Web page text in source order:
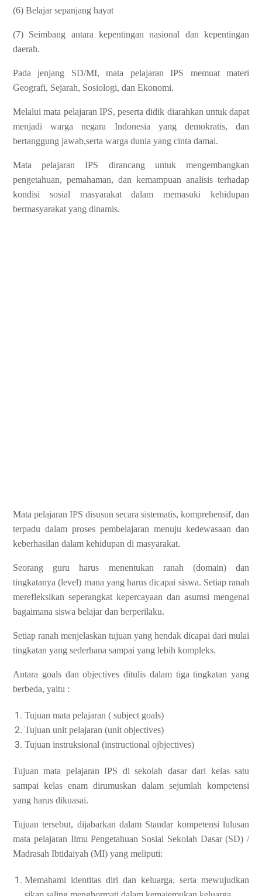
(6) Belajar sepanjang hayat
(7) Seimbang antara kepentingan nasional dan kepentingan
daerah.
Pada jenjang SD/MI, mata pelajaran IPS memuat materi
Geografi, Sejarah, Sosiologi, dan Ekonomi.
Melalui mata pelajaran IPS, peserta didik diarahkan untuk dapat
menjadi warga negara Indonesia yang demokratis, dan
bertanggung jawab,serta warga dunia yang cinta damai.
Mata pelajaran IPS dirancang untuk mengembangkan
pengetahuan, pemahaman, dan kemampuan analisis terhadap
kondisi sosial masyarakat dalam memasuki kehidupan
bermasyarakat yang dinamis.
Mata pelajaran IPS disusun secara sistematis, komprehensif, dan
terpadu dalam proses pembelajaran menuju kedewasaan dan
keberhasilan dalam kehidupan di masyarakat.
Seorang guru harus menentukan ranah (domain) dan
tingkatanya (level) mana yang harus dicapai siswa. Setiap ranah
merefleksikan seperangkat kepercayaan dan asumsi mengenai
bagaimana siswa belajar dan berperilaku.
Setiap ranah menjelaskan tujuan yang hendak dicapai dari mulai
tingkatan yang sederhana sampai yang lebih kompleks.
Antara goals dan objectives ditulis dalam tiga tingkatan yang
berbeda, yaitu :
Tujuan mata pelajaran ( subject goals)
Tujuan unit pelajaran (unit objectives)
Tujuan instruksional (instructional ojbjectives)
Tujuan mata pelajaran IPS di sekolah dasar dari kelas satu
sampai kelas enam dirumuskan dalam sejumlah kompetensi
yang harus dikuasai.
Tujuan tersebut, dijabarkan dalam Standar kompetensi lulusan
mata pelajaran Ilmu Pengetahuan Sosial Sekolah Dasar (SD) /
Madrasah Ibtidaiyah (MI) yang meliputi:
Memahami identitas diri dan keluarga, serta mewujudkan